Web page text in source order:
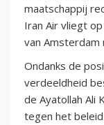
maatschappij
Iran Air vliegt
van Amsterdam
Ondanks de
verdeeldheid
de Ayatollah Ali
tegen het